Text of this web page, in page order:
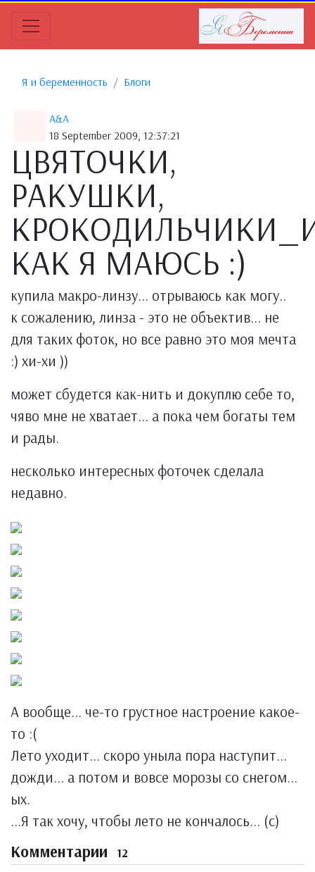
Я и беременность Блоги
A&A
18 September 2009, 12:37:21
ЦВЯТОЧКИ,
РАКУШКИ,
КАК Я МАЮСЬ :)
купила макро-линзу... отрываюсь как могу..
к сожалению, линза - это не объектив... не
для таких фоток, но все равно это моя мечта
:) хи-хи ))
может сбудется как-нить и докуплю себе то,
чяво мне не хватает... а пока чем богаты тем
и рады.
несколько интересных фоточек сделала
недавно.
А вообще... че-то грустное настроение какое-
то :(
Лето уходит... скоро уныла пора наступит...
дожди... а потом и вовсе морозы со снегом...
ых.
...Я так хочу, чтобы лето не кончалось... (с)
Комментарии 12